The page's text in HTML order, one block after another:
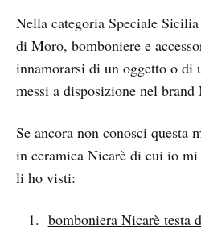
Nella categoria Speciale
di Moro, bomboniere e
innamorarsi di un oggetto o di
messi a disposizione nel brand
Se ancora non conosci questa
in ceramica Nicarè di cui io mi
li ho visti:
bomboniera Nicarè testa